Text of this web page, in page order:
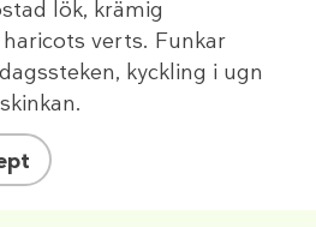
lök, krämig
verts. Funkar
kyckling i ugn